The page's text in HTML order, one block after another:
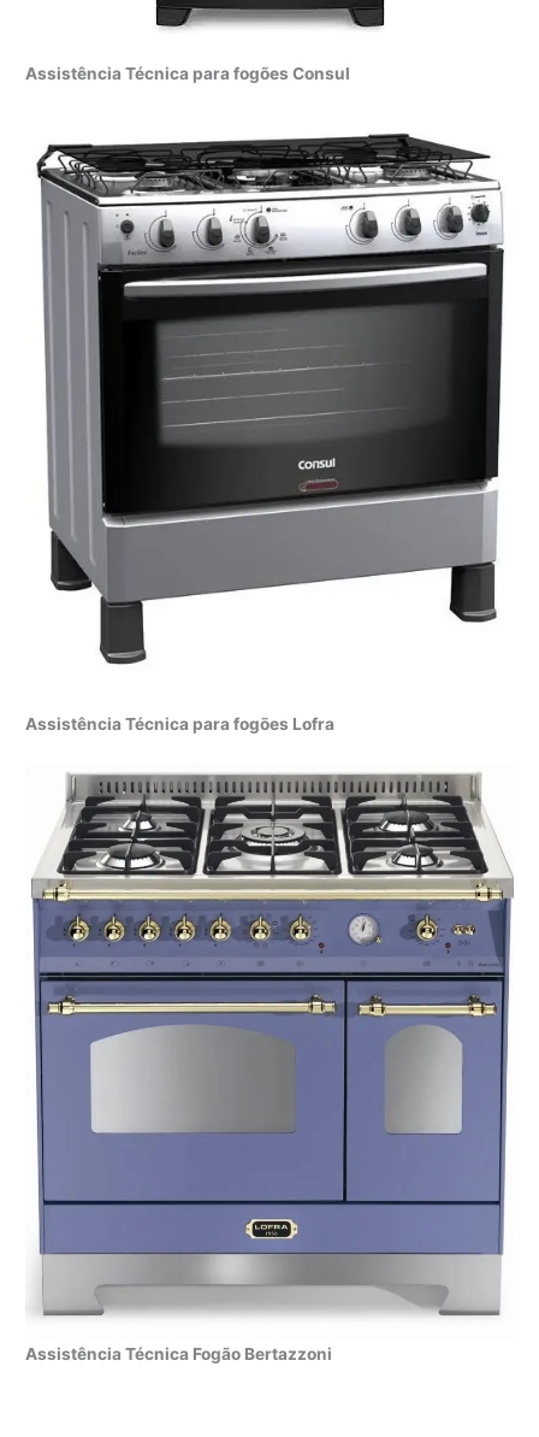
Assistência Técnica para fogões Consul
Assistência Técnica para fogões Lofra
Assistência Técnica Fogão Bertazzoni